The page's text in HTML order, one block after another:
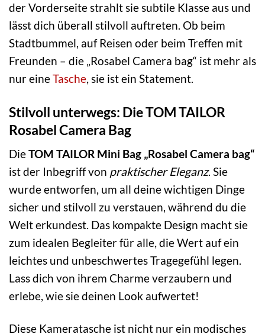
der Vorderseite strahlt sie subtile Klasse aus und
lässt dich überall stilvoll auftreten. Ob beim
Stadtbummel, auf Reisen oder beim Treffen mit
Freunden – die „Rosabel Camera bag“ ist mehr als
nur eineTasche, sie ist ein Statement.
Stilvoll unterwegs: Die TOM TAILOR
Rosabel Camera Bag
DieTOM TAILOR Mini Bag „Rosabel Camera bag“
ist der Inbegriff von praktischer Eleganz. Sie
wurde entworfen, um all deine wichtigen Dinge
sicher und stilvoll zu verstauen, während du die
Welt erkundest. Das kompakte Design macht sie
zum idealen Begleiter für alle, die Wert auf ein
leichtes und unbeschwertes Tragegefühl legen.
Lass dich von ihrem Charme verzaubern und
erlebe, wie sie deinen Look aufwertet!
Diese Kameratasche ist nicht nur ein modisches